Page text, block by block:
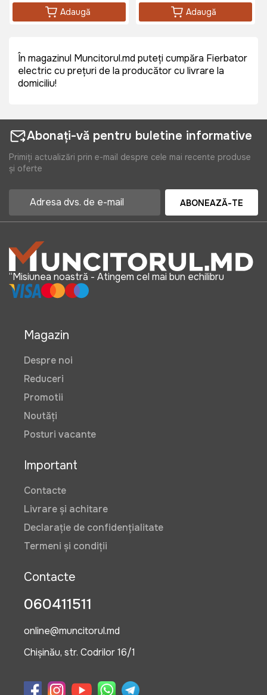
Adaugă Adaugă
În magazinul Muncitorul.md puteți cumpăra Fierbator
electric cu prețuri de la producător cu livrare la
domiciliu!
Abonați-vă pentru buletine informative
Primiți actualizări prin e-mail despre cele mai recente produse
și oferte
ABONEAZĂ-TE
“Misiunea noastră - Atingem cel mai bun echilibru
Magazin
Despre noi
Reduceri
Promotii
Noutăți
Posturi vacante
Important
Contacte
Livrare și achitare
Declarație de confidențialitate
Termeni și condiții
Contacte
060411511
online@muncitorul.md
Chișinău, str. Codrilor 16/1